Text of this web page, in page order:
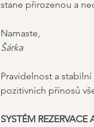
stane přirozenou a
Namaste,
Šárka​
Pravidelnost a
pozitivních přínosů
SYSTÉM